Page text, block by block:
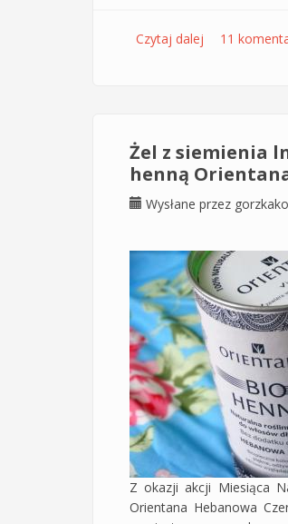
Czytaj dalej wpis Żel
11
Żel z siemienia
henną
Wysłane przez
Z okazji akcji Miesiąca
Orientana Hebanowa